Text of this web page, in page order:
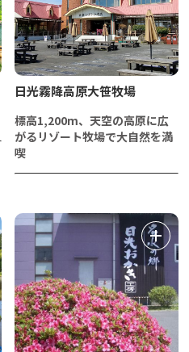
日光霧降高原大笹牧場
標高1,200m、天空の高原に広
がるリゾート牧場で大自然を満
喫